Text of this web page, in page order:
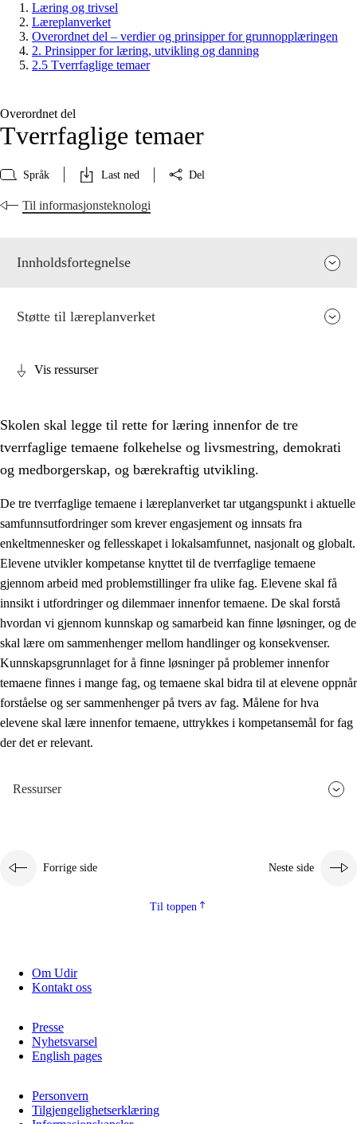
Læring og trivsel
Læreplanverket
Overordnet del – verdier og prinsipper for grunnopplæringen
2. Prinsipper for læring, utvikling og danning
2.5 Tverrfaglige temaer
Overordnet del
Tverrfaglige temaer
Språk Last ned Del
Til informasjonsteknologi
Innholdsfortegnelse
2. Prinsipper for læring, utvikling og danning
Sosial læring og utvikling
2.2 Kompetanse i fagene
Grunnleggende ferdigheter
2.4 Å lære å lære
Tverrfaglige temaer
2.5 Tverrfaglige temaer
2.5.1 Folkehelse og livsmestring
2.5.3
Støtte til læreplanverket
Vis ressurser
Skolen skal legge til rette for læring innenfor de tre
tverrfaglige temaene folkehelse og livsmestring, demokrati
og medborgerskap, og bærekraftig utvikling.
De tre tverrfaglige temaene i læreplanverket tar utgangspunkt i aktuelle
samfunnsutfordringer som krever engasjement og innsats fra
enkeltmennesker og fellesskapet i lokalsamfunnet, nasjonalt og globalt.
Elevene utvikler kompetanse knyttet til de tverrfaglige temaene
gjennom arbeid med problemstillinger fra ulike fag. Elevene skal få
innsikt i utfordringer og dilemmaer innenfor temaene. De skal forstå
hvordan vi gjennom kunnskap og samarbeid kan finne løsninger, og de
skal lære om sammenhenger mellom handlinger og konsekvenser.
Kunnskapsgrunnlaget for å finne løsninger på problemer innenfor
temaene finnes i mange fag, og temaene skal bidra til at elevene oppnår
forståelse og ser sammenhenger på tvers av fag. Målene for hva
elevene skal lære innenfor temaene, uttrykkes i kompetansemål for fag
der det er relevant.
Ressurser
Forrige side Neste side
Til toppen
Om Udir
Kontakt oss
Presse
Nyhetsvarsel
English pages
Personvern
Tilgjengelighetserklæring